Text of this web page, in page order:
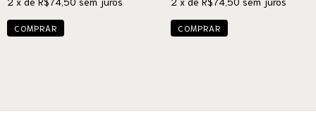
COMPRAR COMPRAR